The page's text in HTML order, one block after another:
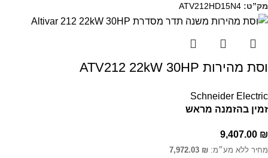
מק”ט: ATV212HD15N4
וסת מהירות ATV212 22kW 30HP
Schneider Electric
זמין בהזמנה מראש
9,407.00 ₪
מחיר ללא מע״מ: 7,972.03 ₪